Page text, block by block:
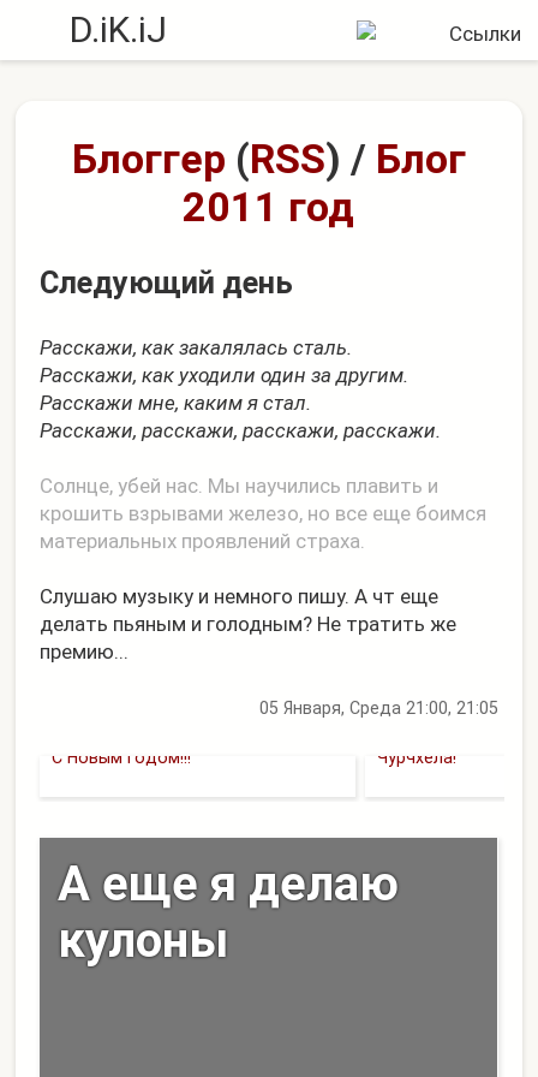
D.iK.iJ
Блоггер (RSS) / Блог
2011 год
Следующий день
Расскажи, как закалялась сталь.
Расскажи, как уходили один за другим.
Расскажи мне, каким я стал.
Расскажи, расскажи, расскажи, расскажи.
Солнце, убей нас. Мы научились плавить и
крошить взрывами железо, но все еще боимся
материальных проявлений страха.
Слушаю музыку и немного пишу. А чт еще
делать пьяным и голодным? Не тратить же
премию...
05 Января, Среда 21:00, 21:05
С Новым Годом!!! Чурчхела!